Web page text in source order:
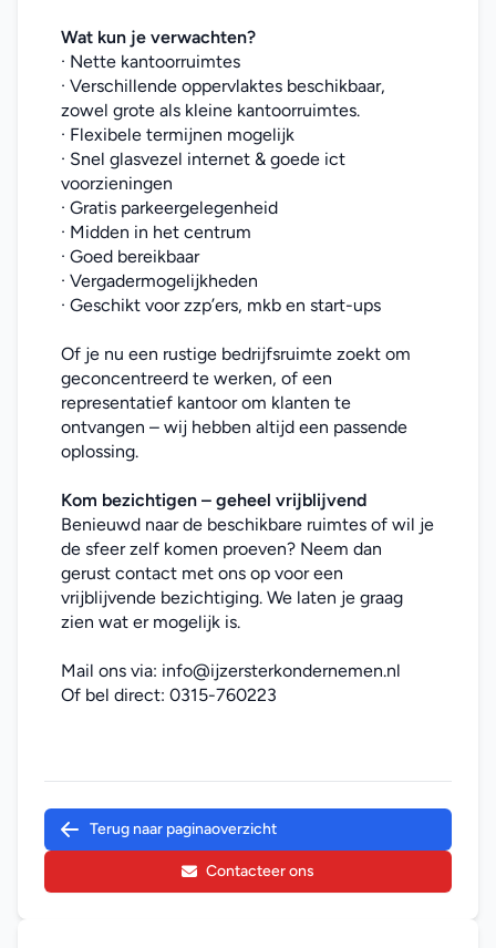
Wat kun je verwachten?
· Nette kantoorruimtes
· Verschillende oppervlaktes beschikbaar,
zowel grote als kleine kantoorruimtes.
· Flexibele termijnen mogelijk
· Snel glasvezel internet & goede ict
voorzieningen
· Gratis parkeergelegenheid
· Midden in het centrum
· Goed bereikbaar
· Vergadermogelijkheden
· Geschikt voor zzp’ers, mkb en start-ups
Of je nu een rustige bedrijfsruimte zoekt om
geconcentreerd te werken, of een
representatief kantoor om klanten te
ontvangen – wij hebben altijd een passende
oplossing.
Kom bezichtigen – geheel vrijblijvend
Benieuwd naar de beschikbare ruimtes of wil je
de sfeer zelf komen proeven? Neem dan
gerust contact met ons op voor een
vrijblijvende bezichtiging. We laten je graag
zien wat er mogelijk is.
Mail ons via: info@ijzersterkondernemen.nl
Of bel direct: 0315-760223
Terug naar paginaoverzicht
Contacteer ons